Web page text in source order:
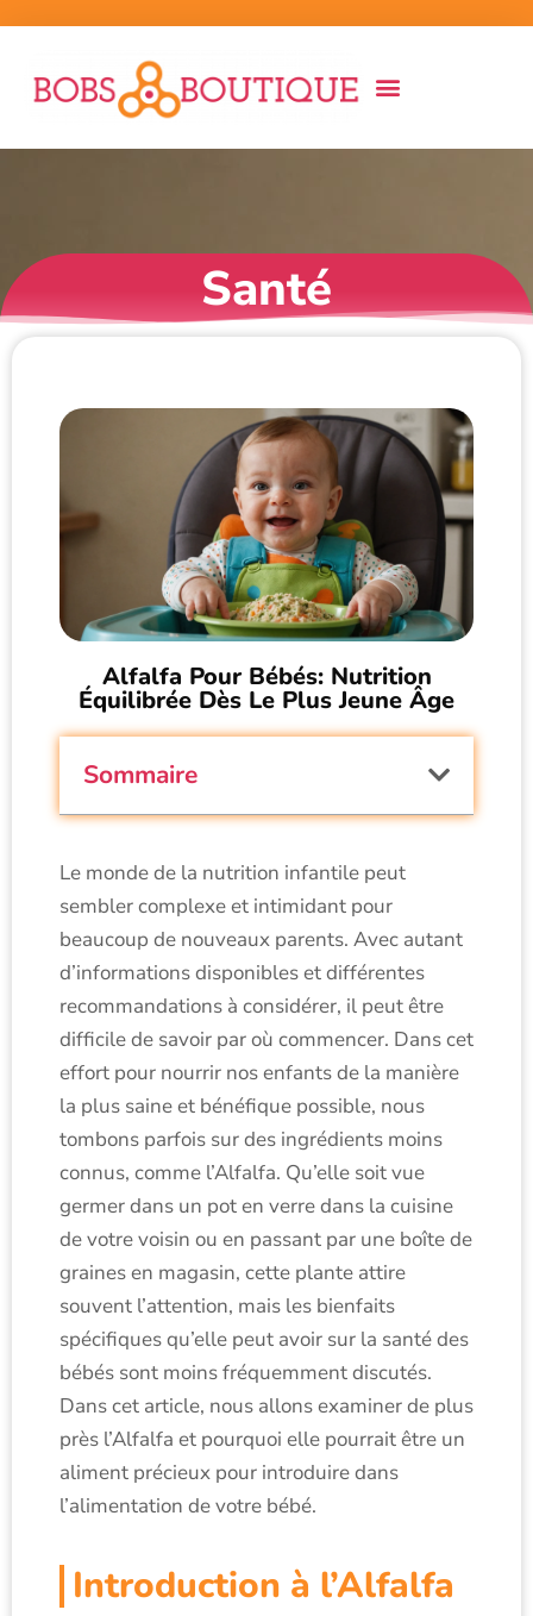
Santé
Alfalfa Pour Bébés: Nutrition
Équilibrée Dès Le Plus Jeune Âge
Sommaire
Le monde de la nutrition infantile peut
sembler complexe et intimidant pour
beaucoup de nouveaux parents. Avec autant
d’informations disponibles et différentes
recommandations à considérer, il peut être
difficile de savoir par où commencer. Dans cet
effort pour nourrir nos enfants de la manière
la plus saine et bénéfique possible, nous
tombons parfois sur des ingrédients moins
connus, comme l’Alfalfa. Qu’elle soit vue
germer dans un pot en verre dans la cuisine
de votre voisin ou en passant par une boîte de
graines en magasin, cette plante attire
souvent l’attention, mais les bienfaits
spécifiques qu’elle peut avoir sur la santé des
bébés sont moins fréquemment discutés.
Dans cet article, nous allons examiner de plus
près l’Alfalfa et pourquoi elle pourrait être un
aliment précieux pour introduire dans
l’alimentation de votre bébé.
Introduction à l’Alfalfa